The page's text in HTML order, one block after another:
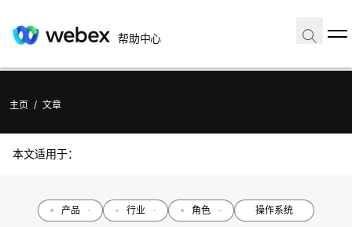
帮助中心
主页 / 文章
本文适用于：
产品 行业 角色 操作系统